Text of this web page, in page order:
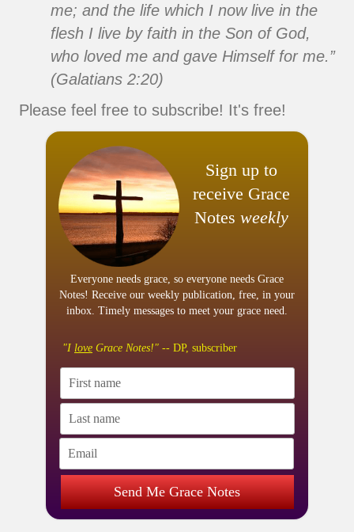
me; and the life which I now live in the
flesh I live by faith in the Son of God,
who loved me and gave Himself for me.”
(Galatians 2:20)
Please feel free to subscribe! It's free!
Sign up to
receive Grace
Notes weekly
Everyone needs grace, so everyone needs Grace
Notes! Receive our weekly publication, free, in your
inbox. Timely messages to meet your grace need.
"I love Grace Notes!" -- DP, subscriber
Send Me Grace Notes